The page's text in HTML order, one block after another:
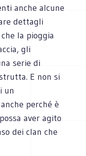
anche alcune
dettagli
la pioggia
gli
serie di
E non si
un
perché è
aver agito
dei clan che